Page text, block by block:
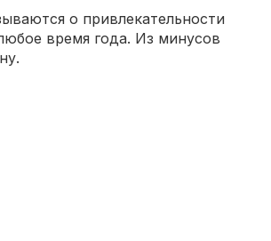
о привлекательности
время года. Из минусов